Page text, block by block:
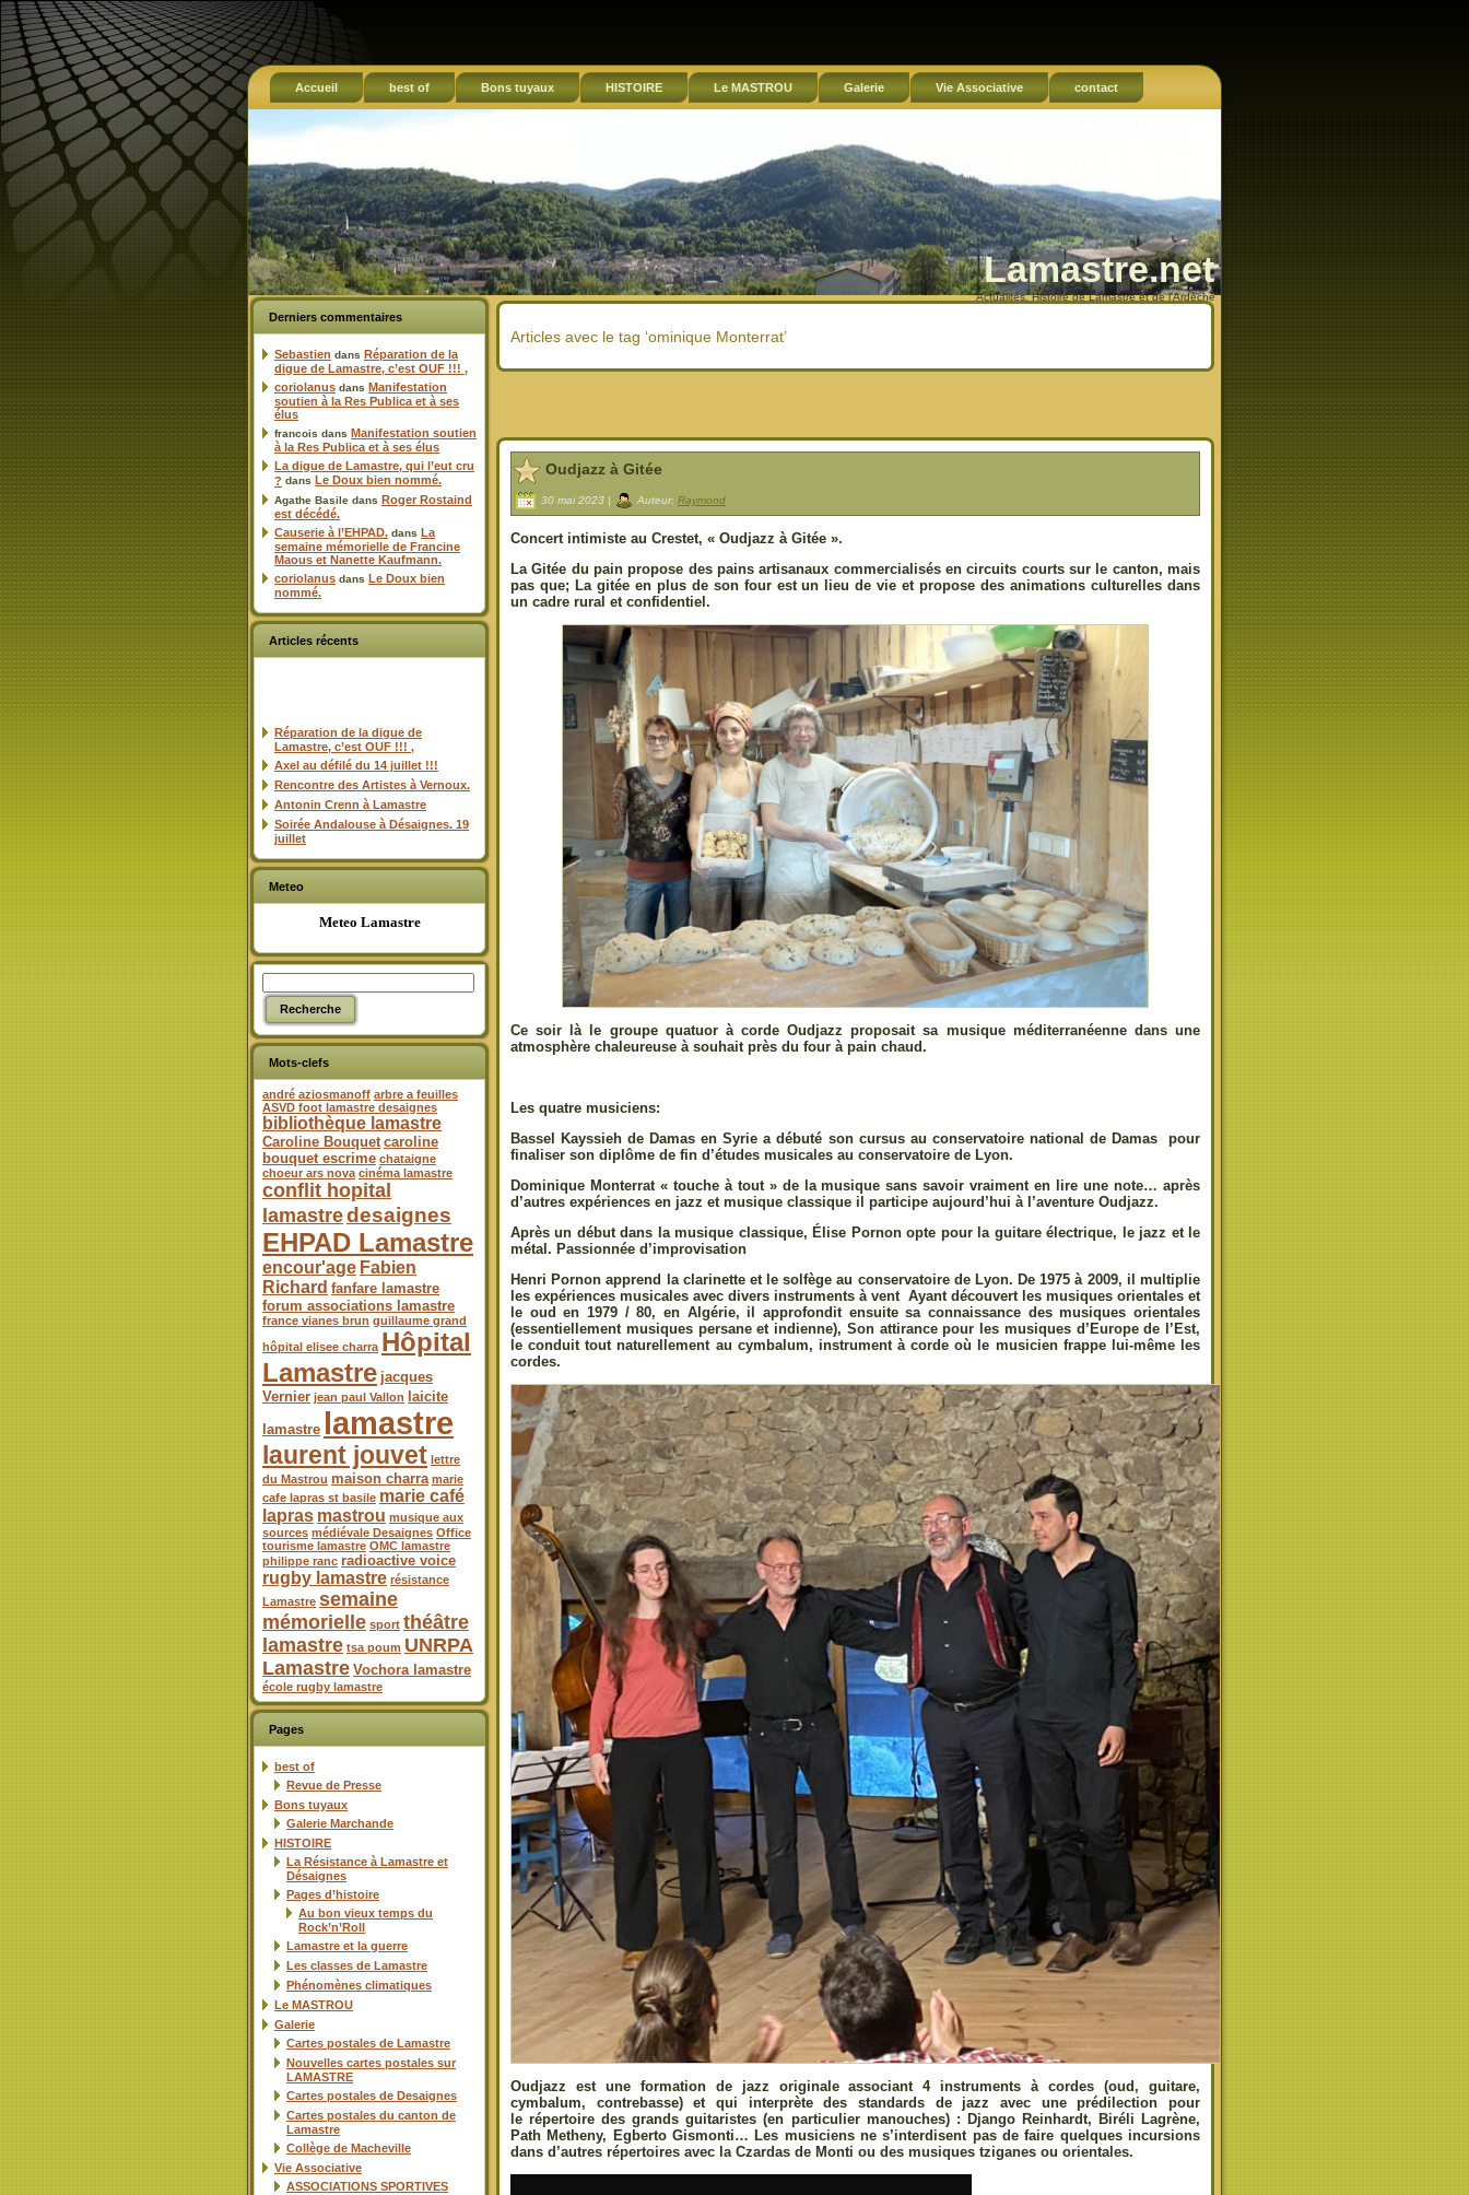
Accueil best of Bons tuyaux HISTOIRE Le MASTROU Galerie Vie Associative contact
Lamastre.net
Actualités, Histoire de Lamastre et de l'Ardèche
Derniers commentaires
Sebastien dans Réparation de la
digue de Lamastre, c’est OUF !!! ,
coriolanus dans Manifestation
soutien à la Res Publica et à ses
élus
francois dans Manifestation soutien
à la Res Publica et à ses élus
La digue de Lamastre, qui l’eut cru
? dans Le Doux bien nommé.
Agathe Basile dans Roger Rostaind
est décédé.
Causerie à l’EHPAD. dans La
semaine mémorielle de Francine
Maous et Nanette Kaufmann.
coriolanus dans Le Doux bien
nommé.
Articles récents
Réparation de la digue de
Lamastre, c’est OUF !!! ,
Axel au défilé du 14 juillet !!!
Rencontre des Artistes à Vernoux.
Antonin Crenn à Lamastre
Soirée Andalouse à Désaignes. 19
juillet
Meteo
Meteo Lamastre
Mots-clefs
andré aziosmanoff arbre a feuilles
ASVD foot lamastre desaignes
bibliothèque lamastre
Caroline Bouquet caroline
bouquet escrime chataigne
choeur ars nova cinéma lamastre
conflit hopital
lamastredesaignes
EHPAD Lamastre
encour'age Fabien
Richard fanfare lamastre
forum associations lamastre
france vianes brun guillaume grand
hôpital elisee charra Hôpital
Lamastre jacques
Vernier jean paul Vallon
laicite
lamastre lamastre
laurent jouvet lettre
du Mastrou maison charra marie
cafe lapras st basile marie café
lapras mastrou musique aux
sources médiévale Desaignes Office
tourisme lamastre OMC lamastre
philippe ranc radioactive voice
rugby lamastre résistance
Lamastre semaine
mémorielle sport théâtre
lamastre tsa poum UNRPA
Lamastre Vochora lamastre
école rugby lamastre
Pages
best of
Revue de Presse
Bons tuyaux
Galerie Marchande
HISTOIRE
La Résistance à Lamastre et
Désaignes
Pages d’histoire
Au bon vieux temps du
Rock’n’Roll
Lamastre et la guerre
Les classes de Lamastre
Phénomènes climatiques
Le MASTROU
Galerie
Cartes postales de Lamastre
Nouvelles cartes postales sur
LAMASTRE
Cartes postales de Desaignes
Cartes postales du canton de
Lamastre
Collège de Macheville
Vie Associative
ASSOCIATIONS SPORTIVES
Articles avec le tag ‘ominique Monterrat’
Oudjazz à Gitée
30 mai 2023 | Auteur: Raymond
Concert intimiste au Crestet, « Oudjazz à Gitée ».
La Gitée du pain propose des pains artisanaux commercialisés en circuits courts sur le canton, mais
pas que; La gitée en plus de son four est un lieu de vie et propose des animations culturelles dans
un cadre rural et confidentiel.
Ce soir là le groupe quatuor à corde Oudjazz proposait sa musique méditerranéenne dans une
atmosphère chaleureuse à souhait près du four à pain chaud.
Les quatre musiciens:
Bassel Kayssieh de Damas en Syrie a débuté son cursus au conservatoire national de Damas pour
finaliser son diplôme de fin d’études musicales au conservatoire de Lyon.
Dominique Monterrat « touche à tout » de la musique sans savoir vraiment en lire une note… après
d’autres expériences en jazz et musique classique il participe aujourd’hui à l’aventure Oudjazz.
Après un début dans la musique classique, Élise Pornonopte pour la guitare électrique, le jazz et le
métal. Passionnée d’improvisation
Henri Pornon apprend la clarinette et le solfège au conservatoire de Lyon. De 1975 à 2009, il multiplie
les expériences musicales avec divers instruments à vent Ayant découvert les musiques orientales et
le oud en 1979 / 80, en Algérie, il approfondit ensuite sa connaissance des musiques orientales
(essentiellement musiques persane et indienne), Son attirance pour les musiques d’Europe de l’Est,
le conduit tout naturellement au cymbalum, instrument à corde où le musicien frappe lui-même les
cordes.
Oudjazz est une formation de jazz originale associant 4 instruments à cordes (oud, guitare,
cymbalum, contrebasse) et qui interprète des standards de jazz avec une prédilection pour
le répertoire des grands guitaristes (en particulier manouches) : Django Reinhardt, Biréli Lagrène,
Path Metheny, Egberto Gismonti… Les musiciens ne s’interdisent pas de faire quelques incursions
dans d’autres répertoires avec la Czardas de Monti ou des musiques tziganes ou orientales.